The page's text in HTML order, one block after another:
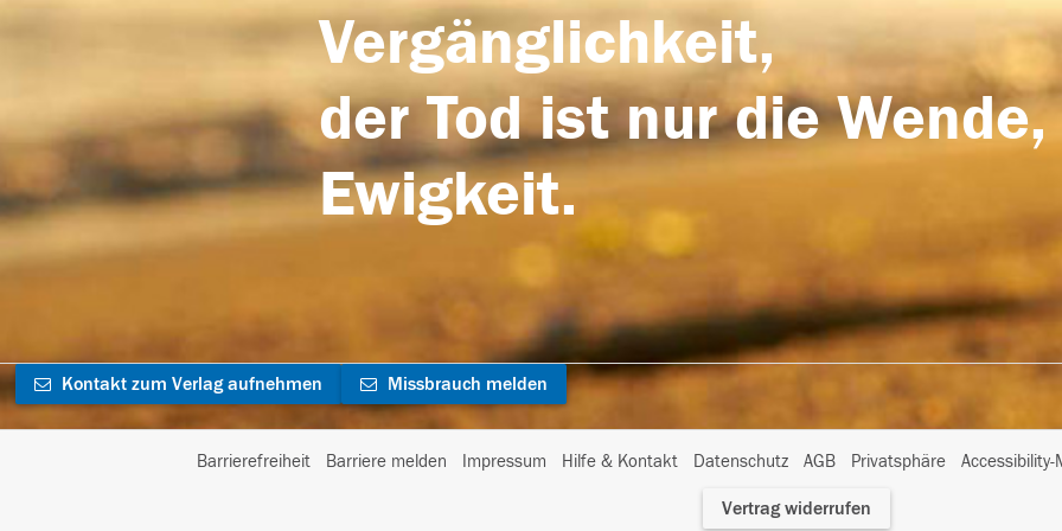
Vergänglichkeit,
der Tod ist nur die
Ewigkeit.
Kontakt zum Verlag aufnehmen Missbrauch melden
Barrierefreiheit Barriere melden Impressum Hilfe & Kontakt Datenschutz AGB Privatsphäre
I
Vertrag widerrufen